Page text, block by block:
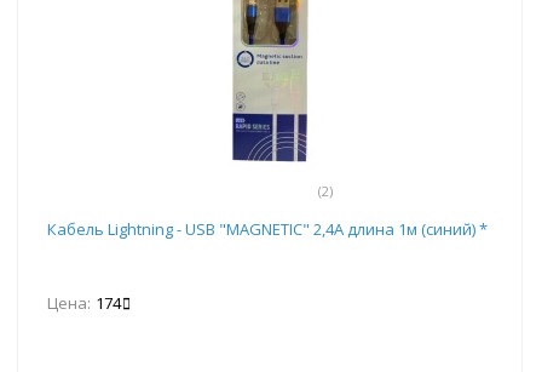
(2)
Кабель Lightning - USB "MAGNETIC" 2,4А длина 1м (синий) *
Цена: 174